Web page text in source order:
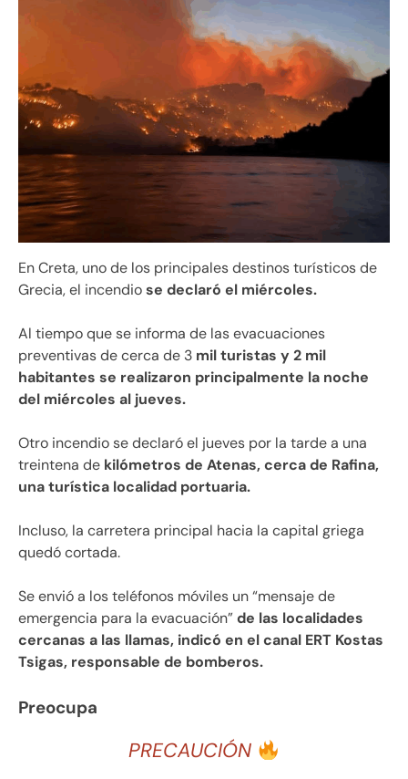
En Creta, uno de los principales destinos turísticos de
Grecia, el incendiose declaró el miércoles.
Al tiempo que se informa de las evacuaciones
preventivas de cerca de 3 mil turistas y 2 mil
habitantes se realizaron principalmente la noche
del miércoles al jueves.
Otro incendio se declaró el jueves por la tarde a una
treintena de kilómetros de Atenas, cerca de Rafina,
una turística localidad portuaria.
Incluso, la carretera principal hacia la capital griega
quedó cortada.
Se envió a los teléfonos móviles un “mensaje de
emergencia para la evacuación” de las localidades
cercanas a las llamas, indicó en el canal ERT Kostas
Tsigas, responsable de bomberos.
Preocupa
PRECAUCIÓN